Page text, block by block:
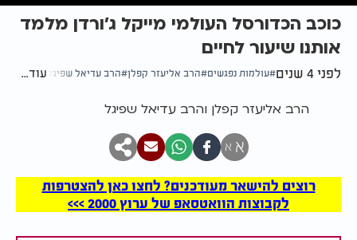
כוכב הכדורסל העולמי מייקל ג’ורדן מלמד
אותנו שיעור לחיים
לפני 4 שנים עולמות נפגשים הרב אליעזר קפלן הרב עדיאל שפיגל עוד...
הרב אליעזר קפלן והרב עדיאל שפיגל
א א
רוצים להישאר מעודכנים? לחצו כאן להצטרפות
לקבוצות הוואטסאפ של ערוץ 2000 >>>